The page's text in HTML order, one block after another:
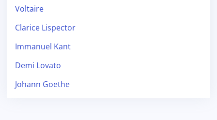
Voltaire
Clarice Lispector
Immanuel Kant
Demi Lovato
Johann Goethe